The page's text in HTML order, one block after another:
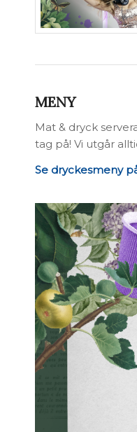
MENY
Mat & dryck
tag på! Vi utgår
Se dryckesmeny